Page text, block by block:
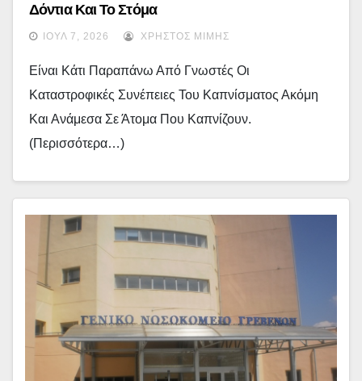
Δόντια Και Το Στόμα
ΙΟΎΛ 7, 2026 ΧΡΉΣΤΟΣ ΜΊΜΗΣ
Είναι Κάτι Παραπάνω Από Γνωστές Οι
Καταστροφικές Συνέπειες Του Καπνίσματος Ακόμη
Και Ανάμεσα Σε Άτομα Που Καπνίζουν.
(περισσότερα…)